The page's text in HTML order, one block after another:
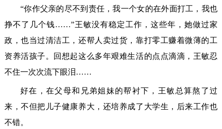
“你作父亲的尽不到责任，我一个女的在外面打工，我也
挣不了几个钱……”王敏没有稳定工作，这些年，她做过家
政，也当过清洁工，还帮人卖过货，靠打零工赚着微薄的工
资养活孩子。回想起这么多年艰难生活的点点滴滴，王敏忍
不住一次次流下眼泪……
好在，在父母和兄弟姐妹的帮衬下，王敏总算熬了过
来，不但把儿子健康养大，还培养成了大学生，后来工作也
不错。